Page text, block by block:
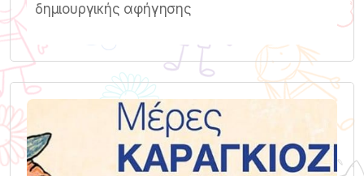
δημιουργικής αφήγησης